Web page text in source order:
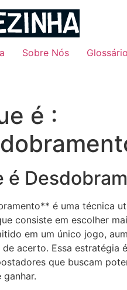
Sobre Nós
é :
é
é uma técnica
consiste em escolher
em um único jogo,
de acerto. Essa estratégia
que buscam
ganhar.